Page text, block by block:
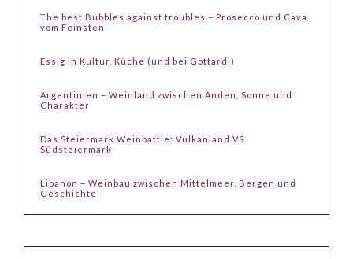
The best Bubbles against troubles – Prosecco und Cava
vom Feinsten
Essig in Kultur, Küche (und bei Gottardi)
Argentinien – Weinland zwischen Anden, Sonne und
Charakter
Das Steiermark Weinbattle: Vulkanland VS.
Südsteiermark
Libanon – Weinbau zwischen Mittelmeer, Bergen und
Geschichte